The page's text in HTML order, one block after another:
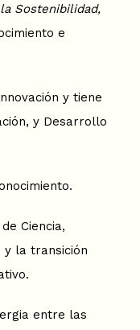
Sostenibilidad,
e
y tiene
y Desarrollo
Ciencia,
y la transición
entre las